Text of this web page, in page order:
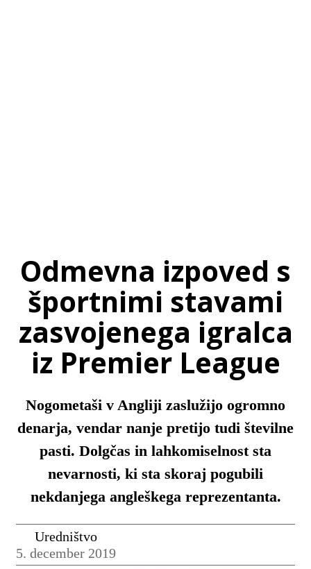
Odmevna izpoved s
športnimi stavami
zasvojenega igralca
iz Premier League
Nogometaši v Angliji zaslužijo ogromno
denarja, vendar nanje pretijo tudi številne
pasti. Dolgčas in lahkomiselnost sta
nevarnosti, ki sta skoraj pogubili
nekdanjega angleškega reprezentanta.
Uredništvo
5. december 2019